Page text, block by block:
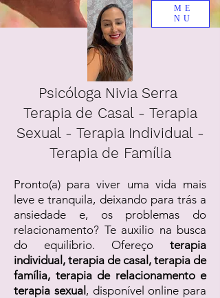
Psicóloga Nivia Serra
Terapia de Casal - Terapia
Sexual - Terapia Individual -
Terapia de Família
Pronto(a) para viver uma vida mais
leve e tranquila, deixando para trás a
ansiedade e, os problemas do
relacionamento? Te auxilio na busca
do equilíbrio. Ofereço terapia
individual, terapia de casal, terapia de
família, terapia de relacionamento e
terapia sexual , disponível online para
ME
NU